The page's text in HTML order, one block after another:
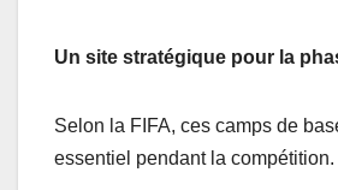
Un site stratégique pour la
Selon la FIFA, ces camps de
essentiel pendant la compétition.